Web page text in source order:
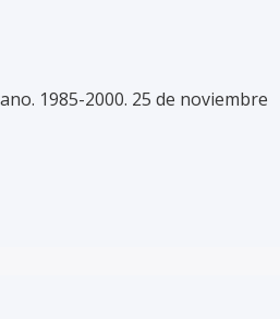
1985-2000. 25 de noviembre